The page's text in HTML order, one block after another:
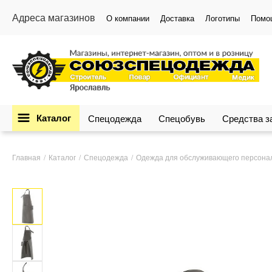
Адреса магазинов О компании Доставка Логотипы
Каталог Спецодежда Спецобувь Средства
Главная Каталог Спецодежда Одежда для обслуживающего